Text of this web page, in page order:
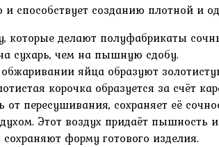
способствует созданию плотной и
делают полуфабрикаты
сухарь, чем на пышную сдобу.
яйца образуют
корочка образуется за счёт
пересушивания, сохраняет её
Этот воздух придаёт пышность
форму готового изделия.